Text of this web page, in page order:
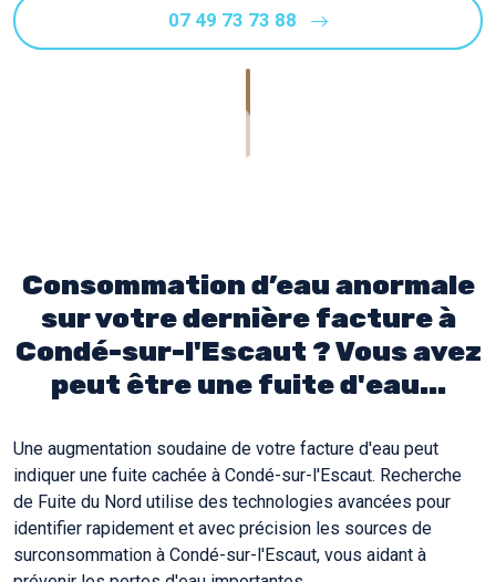
07 49 73 73 88
Consommation d’eau anormale
sur votre dernière facture à
Condé-sur-l'Escaut ? Vous avez
peut être une fuite d'eau...
Une augmentation soudaine de votre facture d'eau peut
indiquer une fuite cachée à Condé-sur-l'Escaut. Recherche
de Fuite du Nord utilise des technologies avancées pour
identifier rapidement et avec précision les sources de
surconsommation à Condé-sur-l'Escaut, vous aidant à